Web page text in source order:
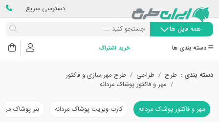
دسترسی سریع
همه فایل ها
دسته بندی ها خرید اشتراک
دسته بندی : طرح طراحی
طرح مهر سازی و فاکتور
مهر و فاکتور پوشاک مردانه
مهر و فاکتور پوشاک مردانه کارت ویزیت پوشاک مردانه بنر پوشاک